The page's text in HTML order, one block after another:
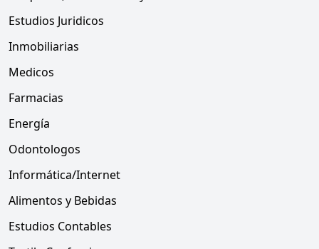
Estudios Juridicos
Inmobiliarias
Medicos
Farmacias
Energía
Odontologos
Informática/Internet
Alimentos y Bebidas
Estudios Contables